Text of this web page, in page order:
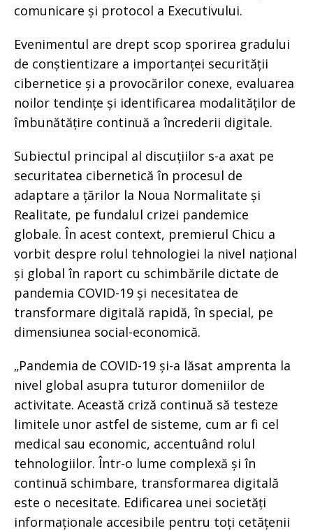
comunicare și protocol a Executivului.
Evenimentul are drept scop sporirea gradului
de conștientizare a importanței securității
cibernetice și a provocărilor conexe, evaluarea
noilor tendințe și identificarea modalităților de
îmbunătățire continuă a încrederii digitale.
Subiectul principal al discuțiilor s-a axat pe
securitatea cibernetică în procesul de
adaptare a țărilor la Noua Normalitate și
Realitate, pe fundalul crizei pandemice
globale. În acest context, premierul Chicu a
vorbit despre rolul tehnologiei la nivel național
și global în raport cu schimbările dictate de
pandemia COVID-19 și necesitatea de
transformare digitală rapidă, în special, pe
dimensiunea social-economică.
„Pandemia de COVID-19 și-a lăsat amprenta la
nivel global asupra tuturor domeniilor de
activitate. Această criză continuă să testeze
limitele unor astfel de sisteme, cum ar fi cel
medical sau economic, accentuând rolul
tehnologiilor. Într-o lume complexă și în
continuă schimbare, transformarea digitală
este o necesitate. Edificarea unei societăți
informaționale accesibile pentru toți cetățenii